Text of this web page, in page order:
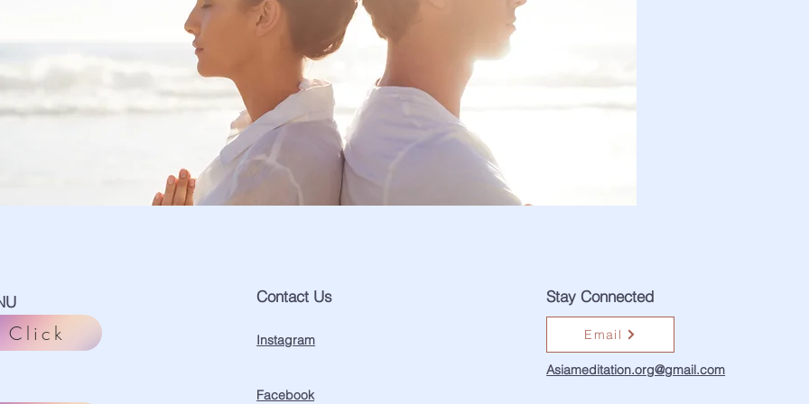
Click
Contact Us
Instagram
Facebook
Stay Connected
Email
Asiameditation.org@gmail.com